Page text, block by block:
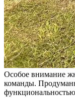
Особое внимание
команды.